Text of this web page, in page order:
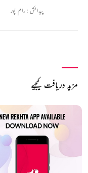
پیدائش :رام پور
مزید دریافت کیجیے